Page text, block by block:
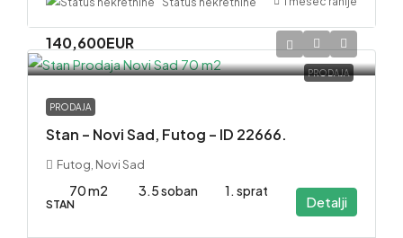
PRODAJA
140,600EUR
PRODAJA
Stan – Novi Sad, Futog – ID 22666.
Futog, Novi Sad
70 m2 3.5 soban 1. sprat
STAN Detalji